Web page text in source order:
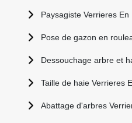
Paysagiste Verrieres En
Pose de gazon en
Dessouchage arbre et
Taille de haie Verrieres
Abattage d'arbres